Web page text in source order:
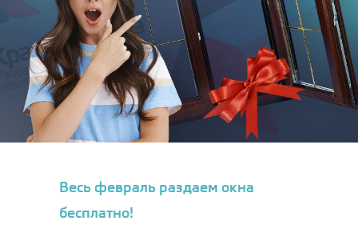
Весь февраль раздаем окна
бесплатно!